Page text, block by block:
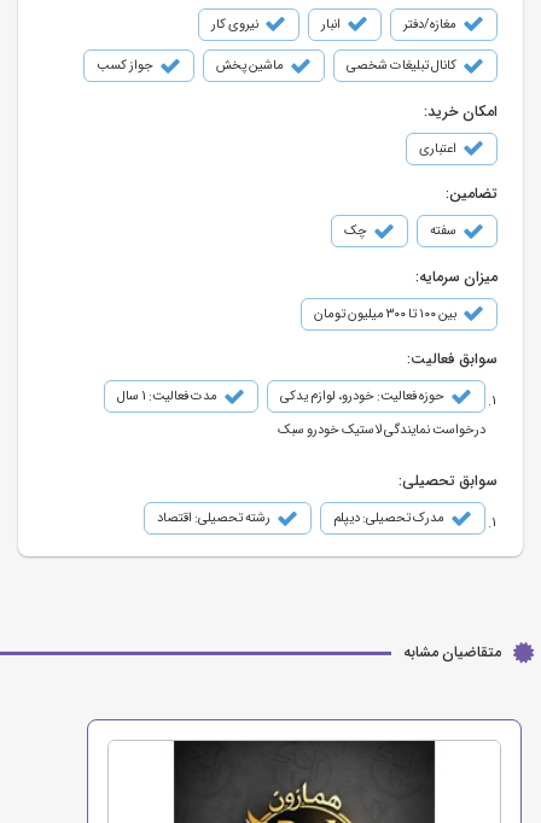
مغازه/دفتر انبار نیروی کار
کانال تبلیغات شخصی ماشین پخش جواز کسب
امکان خرید:
اعتباری
تضامین:
سفته چک
میزان سرمایه:
بین ۱۰۰ تا ۳۰۰ میلیون تومان
سوابق فعالیت:
حوزه فعالیت: خودرو، لوازم یدکی
مدت فعالیت: 1 سال
درخواست نمایندگی لاستیک خودرو سبک
سوابق تحصیلی:
مدرک تحصیلی: دیپلم رشته تحصیلی: اقتصاد
متقاضیان مشابه